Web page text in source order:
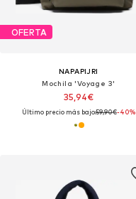
OFERTA
NAPAPIJRI
Mochila 'Voyage 3'
35,94€
Último precio más bajo:59,90€-40%